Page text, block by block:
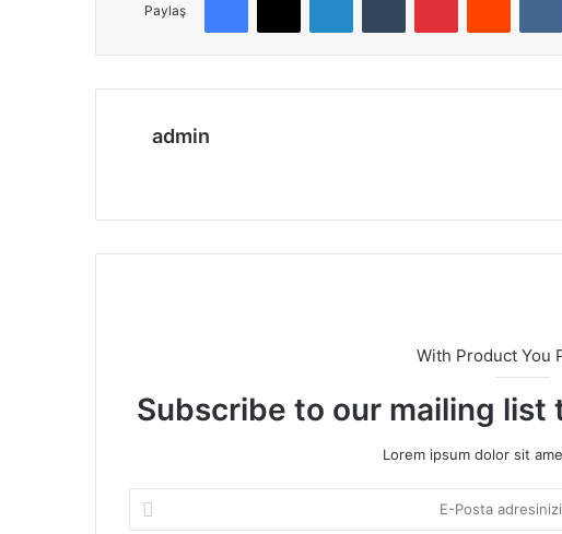
Paylaş
admin
sit
esi
With Product You
Subscribe to our mailing
Lorem ipsum dolor sit